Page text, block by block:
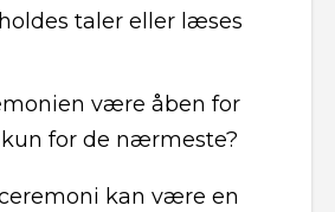
taler eller læses
være åben for
for de nærmeste?
kan være en